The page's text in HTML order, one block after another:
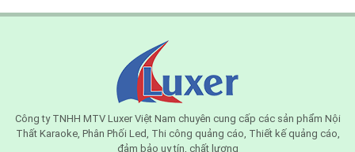
Công ty TNHH MTV Luxer Việt Nam chuyên cung cấp các sản phẩm Nội
Thất Karaoke, Phân Phối Led, Thi công quảng cáo, Thiết kế quảng cáo,
đảm bảo uy tín, chất lượng